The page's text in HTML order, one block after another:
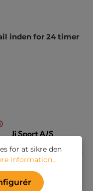
inden for 24 timer
for at sikre den
information...